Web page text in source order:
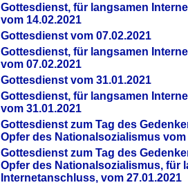
Gottesdienst, für langsamen
vom 14.02.2021
Gottesdienst vom 07.02.2021
Gottesdienst, für langsamen
vom 07.02.2021
Gottesdienst vom 31.01.2021
Gottesdienst, für langsamen
vom 31.01.2021
Gottesdienst zum Tag des
Opfer des Nationalsozialismus vom
Gottesdienst zum Tag des
Opfer des Nationalsozialismus, für
Internetanschluss, vom 27.01.2021